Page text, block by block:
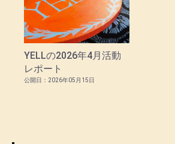
YELLの2026年4月活動
レポート
公開日：2026年05月15日